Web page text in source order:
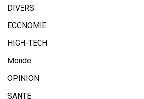
DIVERS
ECONOMIE
HIGH-TECH
Monde
OPINION
SANTE